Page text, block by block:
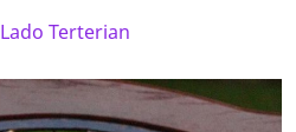
Lado Terterian